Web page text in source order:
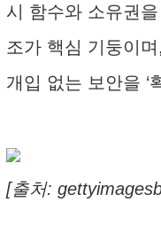
시 함수와 소유권
조가 핵심 기둥이
개입 없는 보안을 ‘
[출처: